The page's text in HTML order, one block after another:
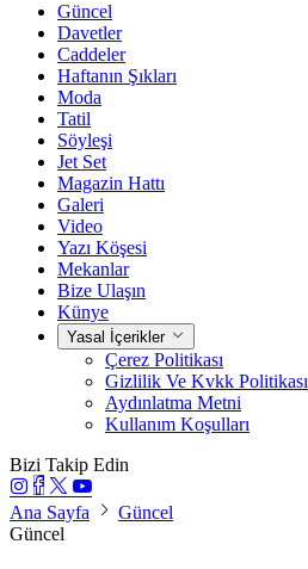
Güncel
Davetler
Caddeler
Haftanın Şıkları
Moda
Tatil
Söyleşi
Jet Set
Magazin Hattı
Galeri
Video
Yazı Köşesi
Mekanlar
Bize Ulaşın
Künye
Yasal İçerikler
Çerez Politikası
Gizlilik Ve Kvkk Politikası
Aydınlatma Metni
Kullanım Koşulları
Bizi Takip Edin
Ana Sayfa
Güncel
Güncel